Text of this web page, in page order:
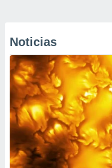
Noticias